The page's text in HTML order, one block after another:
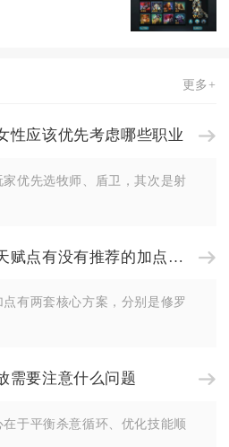
更多+
性应该优先考虑哪些职业
优先选牧师、盾卫，其次是射
点有没有推荐的加点方案
有两套核心方案，分别是修罗
需要注意什么问题
于平衡杀意循环、优化技能顺